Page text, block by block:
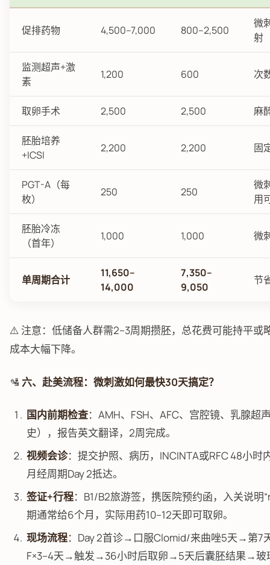
促排药物 4,500–7,000 800–2,500
微
射
监测超声+激
素
1,200 600 次
取卵手术 2,500 2,500 麻
胚胎培养
+ICSI
2,200 2,200 固
PGT-A（每
枚）
250 250
微
用
胚胎冷冻
（首年）
1,000 1,000 微
单周期合计
11,650–
14,000
7,350–
9,050
节
⚠️ 注意：低储备人群需2–3周期攒胚，总花费可能持平或
成本大幅下降。
🛂 六、赴美流程：微刺激如何最快30天搞定？
国内前期检查：AMH、FSH、AFC、宫腔镜、乳腺超
史），报告英文翻译，2周完成。
视频会诊：提交护照、病历，INCINTA或RFC 48小时
月经周期Day 2抵达。
签证+行程：B1/B2旅游签，携医院预约函，入关说
期通常给6个月，实际用药10–12天即可取卵。
现场流程：Day 2首诊→口服Clomid/来曲唑5天→第7
F×3–4天→触发→36小时后取卵→5天后囊胚结果→玻